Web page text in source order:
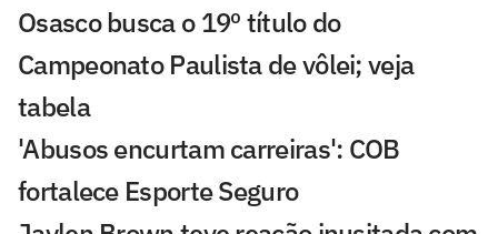
Osasco busca o 19º título do
Campeonato Paulista de vôlei; veja
tabela
'Abusos encurtam carreiras': COB
fortalece Esporte Seguro